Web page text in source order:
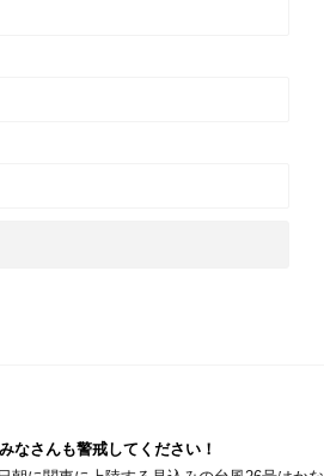
なさんも警戒してください！